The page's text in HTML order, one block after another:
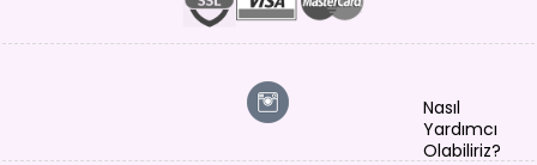
Nasıl
Yardımcı
Olabiliriz?